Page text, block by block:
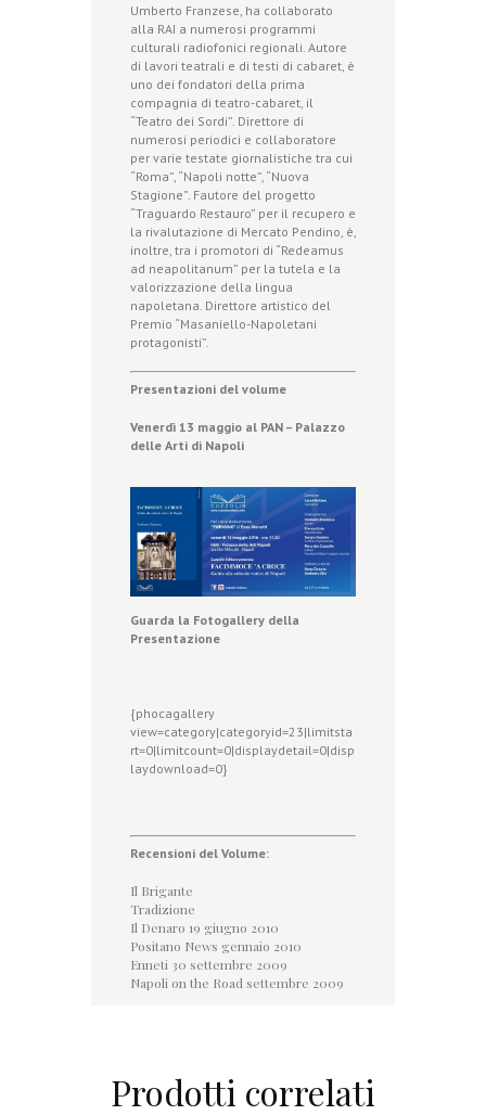
Umberto Franzese, ha collaborato
alla RAI a numerosi programmi
culturali radiofonici regionali. Autore
di lavori teatrali e di testi di cabaret, è
uno dei fondatori della prima
compagnia di teatro-cabaret, il
“Teatro dei Sordi”. Direttore di
numerosi periodici e collaboratore
per varie testate giornalistiche tra cui
“Roma”, “Napoli notte”, “Nuova
Stagione”. Fautore del progetto
“Traguardo Restauro” per il recupero e
la rivalutazione di Mercato Pendino, è,
inoltre, tra i promotori di “Redeamus
ad neapolitanum” per la tutela e la
valorizzazione della lingua
napoletana. Direttore artistico del
Premio “Masaniello-Napoletani
protagonisti”.
Presentazioni del volume
Venerdì 13 maggio al PAN – Palazzo
delle Arti di Napoli
Guarda la Fotogallery della
Presentazione
{phocagallery
view=category|categoryid=23|limitsta
rt=0|limitcount=0|displaydetail=0|disp
laydownload=0}
Recensioni del Volume:
Il Brigante
Tradizione
Il Denaro 19 giugno 2010
Positano News gennaio 2010
Enneti 30 settembre 2009
Napoli on the Road settembre 2009
Prodotti correlati